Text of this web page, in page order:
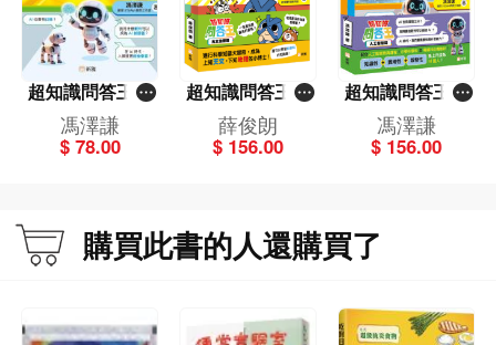
超知識問答王：
人工智能篇 2
馮澤謙
$ 78.00
超知識問答王：
天文地理篇套裝
（一套2冊）
薛俊朗
$ 156.00
超知識問答王：
人工智能篇套裝
（一套2冊）
馮澤謙
$ 156.00
購買此書的人還購買了